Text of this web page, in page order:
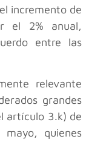
incremento de
el 2% anual,
entre las
relevante
grandes
artículo 3.k) de
quienes